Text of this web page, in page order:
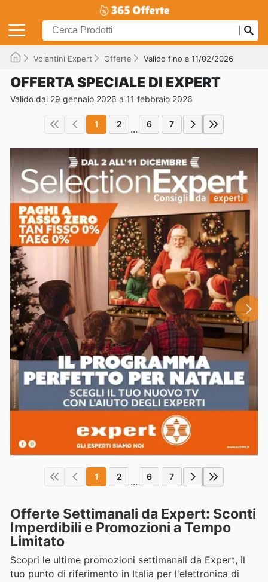
Volantini Expert Offerte Valido fino a 11/02/2026
OFFERTA SPECIALE DI EXPERT
Valido dal 29 gennaio 2026 a 11 febbraio 2026
1 2 ... 6 7
1 2 ... 6 7
Offerte Settimanali da Expert: Sconti
Imperdibili e Promozioni a Tempo
Limitato
Scopri le ultime promozioni settimanali da Expert, il
tuo punto di riferimento in Italia per l'elettronica di